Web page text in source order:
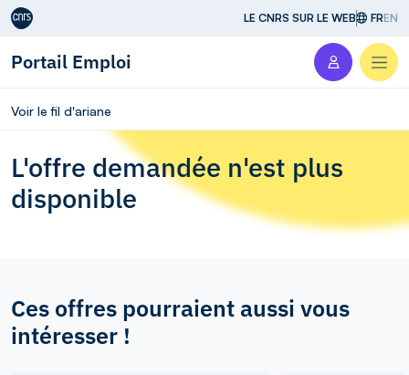
Aller au contenu LE CNRS SUR LE WEB FREN
Portail Emploi
Voir le fil d'ariane
L'offre demandée n'est plus
disponible
Ces offres pourraient aussi vous
intéresser !